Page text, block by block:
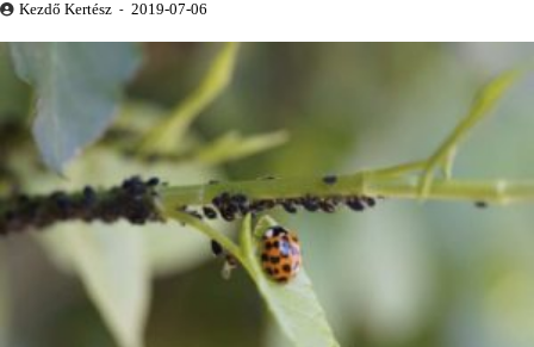
Kezdő Kertész 2019-07-06